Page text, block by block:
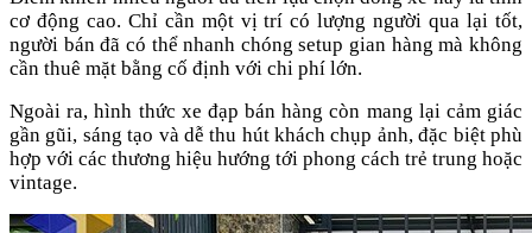
cơ động cao. Chỉ cần một vị trí có lượng người qua lại tốt,
người bán đã có thể nhanh chóng setup gian hàng mà không
cần thuê mặt bằng cố định với chi phí lớn.
Ngoài ra, hình thức xe đạp bán hàng còn mang lại cảm giác
gần gũi, sáng tạo và dễ thu hút khách chụp ảnh, đặc biệt phù
hợp với các thương hiệu hướng tới phong cách trẻ trung hoặc
vintage.